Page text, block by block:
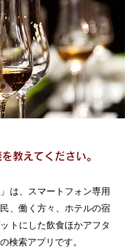
教えてください。
は、スマートフォン専用
、働く方々、ホテルの宿
トにした飲食ほかアフタ
検索アプリです。